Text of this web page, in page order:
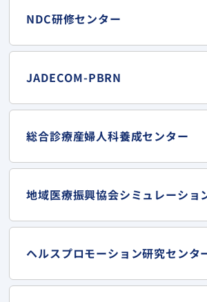
NDC研修センター
JADECOM-PBRN
総合診療産婦人科養成センター
地域医療振興協会シミュレーショ
ヘルスプロモーション研究センタ